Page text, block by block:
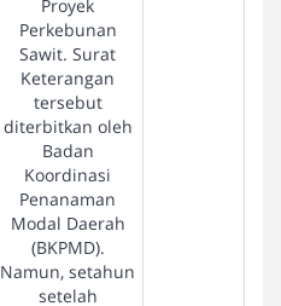
Proyek
Perkebunan
Sawit. Surat
Keterangan
tersebut
diterbitkan oleh
Badan
Koordinasi
Penanaman
Modal Daerah
(BKPMD).
Namun, setahun
setelah